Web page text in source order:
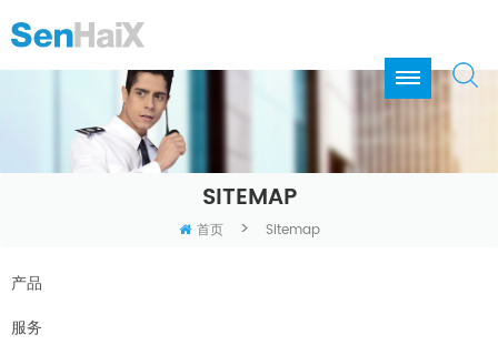
SITEMAP
首页 > Sitemap
产品
服务